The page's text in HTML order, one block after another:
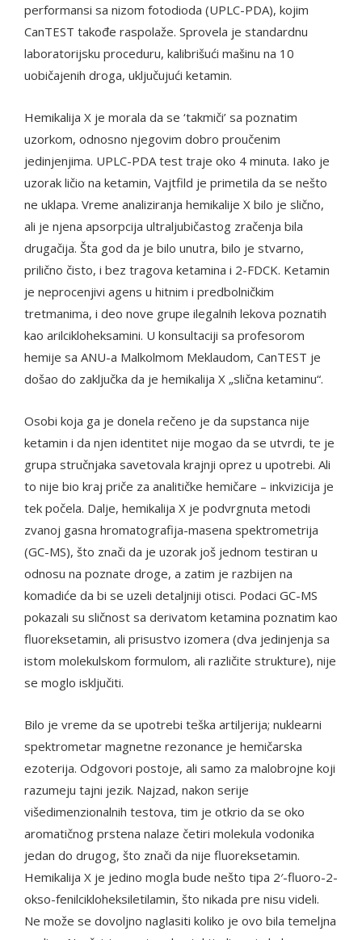
performansi sa nizom fotodioda (UPLC-PDA), kojim
CanTEST takođe raspolaže. Sprovela je standardnu
laboratorijsku proceduru, kalibrišući mašinu na 10
uobičajenih droga, uključujući ketamin.
Hemikalija X je morala da se ‘takmiči’ sa poznatim
uzorkom, odnosno njegovim dobro proučenim
jedinjenjima. UPLC-PDA test traje oko 4 minuta. Iako je
uzorak ličio na ketamin, Vajtfild je primetila da se nešto
ne uklapa. Vreme analiziranja hemikalije X bilo je slično,
ali je njena apsorpcija ultraljubičastog zračenja bila
drugačija. Šta god da je bilo unutra, bilo je stvarno,
prilično čisto, i bez tragova ketamina i 2-FDCK. Ketamin
je neprocenjivi agens u hitnim i predbolničkim
tretmanima, i deo nove grupe ilegalnih lekova poznatih
kao arilcikloheksamini. U konsultaciji sa profesorom
hemije sa ANU-a Malkolmom Meklaudom, CanTEST je
došao do zaključka da je hemikalija X „slična ketaminu“.
Osobi koja ga je donela rečeno je da supstanca nije
ketamin i da njen identitet nije mogao da se utvrdi, te je
grupa stručnjaka savetovala krajnji oprez u upotrebi. Ali
to nije bio kraj priče za analitičke hemičare – inkvizicija je
tek počela. Dalje, hemikalija X je podvrgnuta metodi
zvanoj gasna hromatografija-masena spektrometrija
(GC-MS), što znači da je uzorak još jednom testiran u
odnosu na poznate droge, a zatim je razbijen na
komadiće da bi se uzeli detaljniji otisci. Podaci GC-MS
pokazali su sličnost sa derivatom ketamina poznatim kao
fluoreksetamin, ali prisustvo izomera (dva jedinjenja sa
istom molekulskom formulom, ali različite strukture), nije
se moglo isključiti.
Bilo je vreme da se upotrebi teška artiljerija; nuklearni
spektrometar magnetne rezonance je hemičarska
ezoterija. Odgovori postoje, ali samo za malobrojne koji
razumeju tajni jezik. Najzad, nakon serije
višedimenzionalnih testova, tim je otkrio da se oko
aromatičnog prstena nalaze četiri molekula vodonika
jedan do drugog, što znači da nije fluoreksetamin.
Hemikalija X je jedino mogla bude nešto tipa 2′-fluoro-2-
okso-fenilcikloheksiletilamin, što nikada pre nisu videli.
Ne može se dovoljno naglasiti koliko je ovo bila temeljna